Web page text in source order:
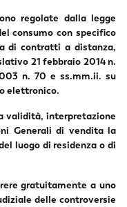
regolate dalla legge
consumo con specifico
di contratti a distanza,
21 febbraio 2014 n.
n. 70 e ss.mm.ii. su
elettronico.
validità, interpretazione
Generali di vendita la
luogo di residenza o di
gratuitamente a uno
delle controversie